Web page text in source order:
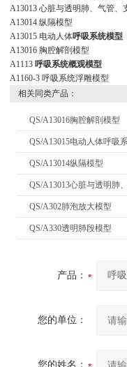
A13013 心脏与透明肺、气管、
A13014 纵隔模型
A13015 电动人体呼吸系统模型
A13016 胸腔解剖模型
A1113 呼吸系统概观模型
A1160-3 呼吸系统浮雕模型
相关同类产品：
QS/A13016胸腔解剖模型
QS/A13015电动人体呼吸
QS/A13014纵隔模型
QS/A13013心脏与透明肺
QS/A302肺泡放大模型
QS/A330透明肺段模型
产品：
您的单位：
您的姓名：